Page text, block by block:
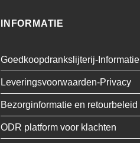
INFORMATIE
Goedkoopdrankslijterij-Informatie
Leveringsvoorwaarden-Privacy
Bezorginformatie en retourbeleid
ODR platform voor klachten